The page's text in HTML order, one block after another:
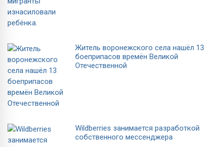
Житель воронежского села нашёл 13
боеприпасов времён Великой
Отечественной
Wildberries занимается разработкой
собственного мессенджера